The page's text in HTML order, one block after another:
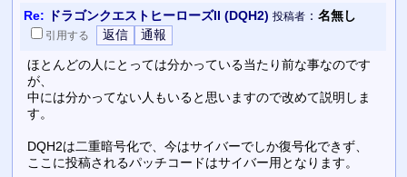
Re: ドラゴンクエストヒーローズII (DQH2) 投稿者： 名無し
引用する
ほとんどの人にとっては分かっている当たり前な事なのです
が、
中には分かってない人もいると思いますので改めて説明しま
す。
DQH2は二重暗号化で、今はサイバーでしか復号化できず、
ここに投稿されるパッチコードはサイバー用となります。